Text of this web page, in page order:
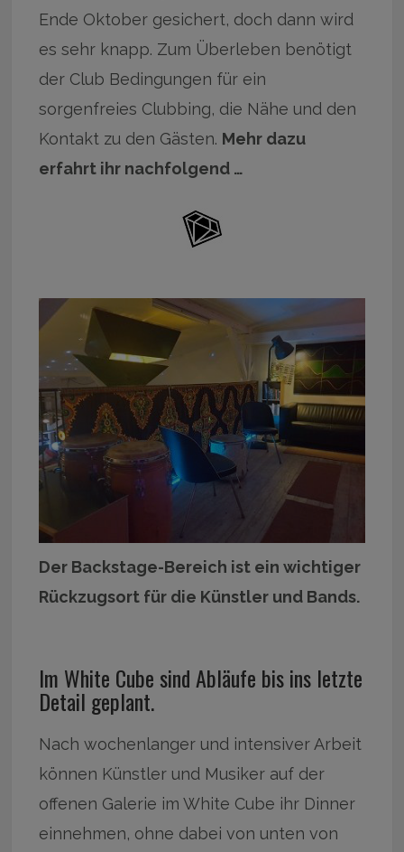
Ende Oktober gesichert, doch dann wird
es sehr knapp. Zum Überleben benötigt
der Club Bedingungen für ein
sorgenfreies Clubbing, die Nähe und den
Kontakt zu den Gästen. Mehr dazu
erfahrt ihr nachfolgend …
Der Backstage-Bereich ist ein wichtiger
Rückzugsort für die Künstler und Bands.
Im White Cube sind Abläufe bis ins letzte
Detail geplant.
Nach wochenlanger und intensiver Arbeit
können Künstler und Musiker auf der
offenen Galerie im White Cube ihr Dinner
einnehmen, ohne dabei von unten von